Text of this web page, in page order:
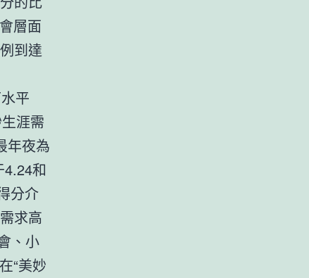
層面
到達
平
涯需
年夜為
和
分介
求高
、小
“美妙